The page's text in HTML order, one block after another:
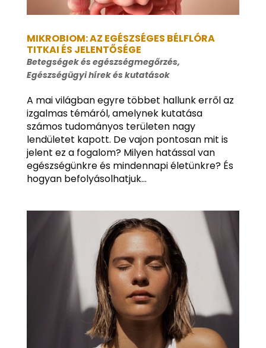
MIKROBIOM: AZ EGÉSZSÉGES BÉLFLÓRA
TITKAI ÉS JELENTŐSÉGE
Betegségek és egészségmegőrzés,
Egészségügyi hírek és kutatások
A mai világban egyre többet hallunk erről az
izgalmas témáról, amelynek kutatása
számos tudományos területen nagy
lendületet kapott. De vajon pontosan mit is
jelent ez a fogalom? Milyen hatással van
egészségünkre és mindennapi életünkre? És
hogyan befolyásolhatjuk...